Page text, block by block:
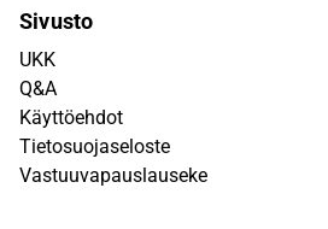
Sivusto
UKK
Q&A
Käyttöehdot
Tietosuojaseloste
Vastuuvapauslauseke